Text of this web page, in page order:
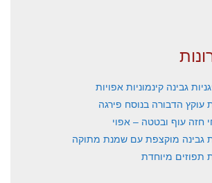
גבינה קינמוניות אפויות
עוקץ הדבורה בנוסח פירגה
חזה עוף ובטטה – אפוי
גבינה מוקצפת עם שמנת מתוקה
תפוזים מיוחדת